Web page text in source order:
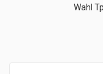
Wahl